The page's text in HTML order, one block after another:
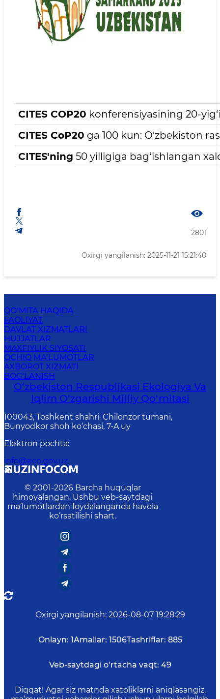
CITES COP20 konferensiyasining 20-
CITES CoP20 ga 100 kun: O‘zbekiston
CITES'ning 50 yilligiga bag‘ishlangan
2801
Oxirgi yangilanish: 2025-11-21 15:21:40
QO‘MITA HAQIDA
FAOLIYAT
DAVLAT XIZMATLARI
HUJJATLAR
MAXFIYLIK SIYOSATI
OCHIQ MA’LUMOTLAR
AXBOROT XIZMATI
BOG‘LANISH
O‘zbekiston Respublikasi Ekologiya Va
Iqlim O‘zgarishi Milliy Qo‘mitasi
100043, Toshkent shahri, Chilonzor tumani,
Bunyodkor shoh ko‘chasi, 7-A uy
Elektron pochta:
info@eco.gov.uz
© 2001-2026 Barcha huquqlar
himoyalangan. Ushbu veb-saytdagi
ma’lumotlardan foydalanganda havola
ko‘rsatilishi shart.
Oxirgi yangilanish: 2026-08-07 19:28:29
Onlayn: 1Amallar: 1506Tashriflar: 885
Veb-saytdagi o‘rtacha vaqt: 49
Diqqat! Agar siz matnda xatoliklarni aniqlasangiz,